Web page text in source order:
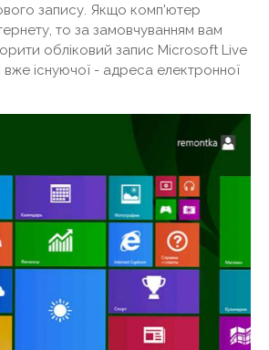
запису. Якщо комп'ютер
то за замовчуванням вам
обліковий запис Microsoft Live
вже існуючої - адреса електронної